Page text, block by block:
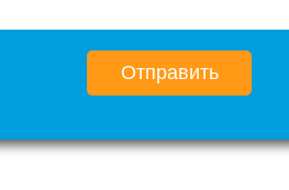
Отправить